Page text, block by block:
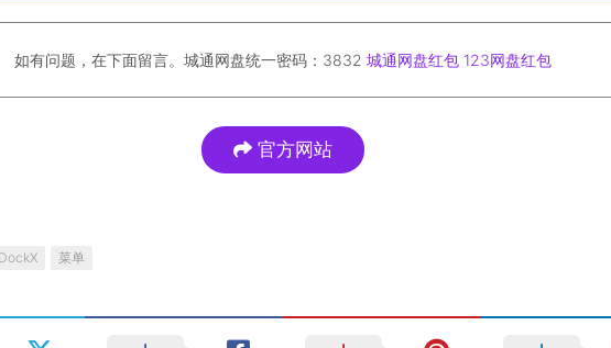
如有问题，在下面留言。城通网盘统一密码：3832 城通网盘红包 123网盘红包
官方网站
DockX 菜单